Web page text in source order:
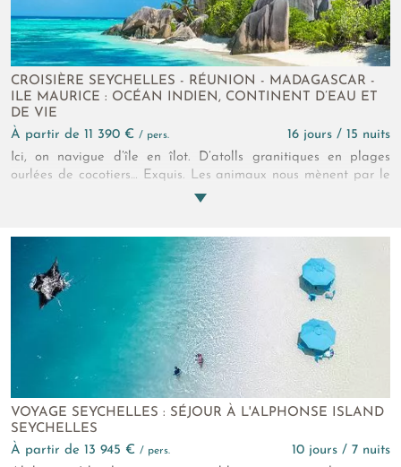
CROISIÈRE SEYCHELLES - RÉUNION - MADAGASCAR -
ILE MAURICE : OCÉAN INDIEN, CONTINENT D’EAU ET
DE VIE
à partir de 11 390 € / pers.
16 jours / 15 nuits
Ici, on navigue d’île en îlot. D’atolls granitiques en plages
ourlées de cocotiers… Exquis. Les animaux nous mènent par le
bout du nez. Tortues, lémuriens ou paille en queue. Une
VOYAGE SEYCHELLES : SÉJOUR À L'ALPHONSE ISLAND
SEYCHELLES
à partir de 13 945 € / pers.
10 jours / 7 nuits